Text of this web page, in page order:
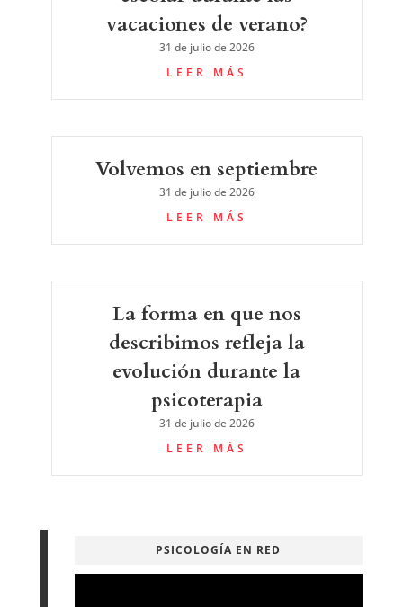
vacaciones de verano?
31 de julio de 2026
LEER MÁS
Volvemos en septiembre
31 de julio de 2026
LEER MÁS
La forma en que nos
describimos refleja la
evolución durante la
psicoterapia
31 de julio de 2026
LEER MÁS
PSICOLOGÍA EN RED